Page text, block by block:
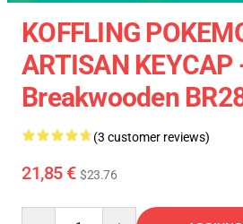
KOFFLING
ARTISAN KEYCAP
Breakwooden
(3 customer reviews)
21,85 € $23.76